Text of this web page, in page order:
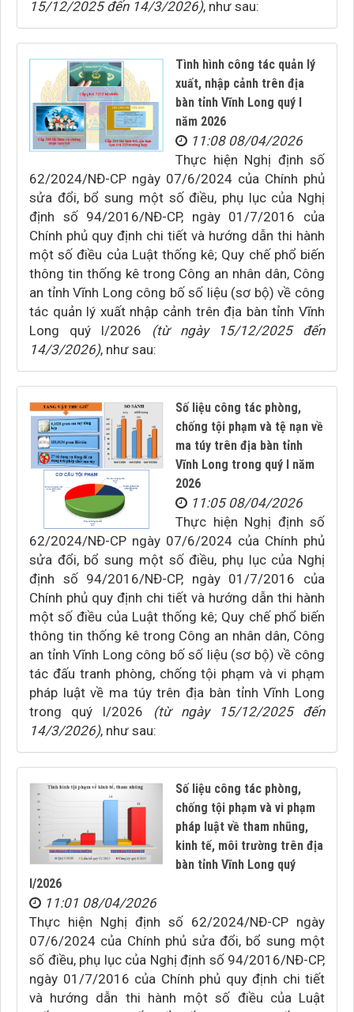
15/12/2025 đến 14/3/2026), như sau:
Tình hình công tác quản lý
xuất, nhập cảnh trên địa
bàn tỉnh Vĩnh Long quý I
năm 2026
11:08 08/04/2026
Thực hiện Nghị định số
62/2024/NĐ-CP ngày 07/6/2024 của Chính phủ
sửa đổi, bổ sung một số điều, phụ lục của Nghị
định số 94/2016/NĐ-CP, ngày 01/7/2016 của
Chính phủ quy định chi tiết và hướng dẫn thi hành
một số điều của Luật thống kê; Quy chế phổ biến
thông tin thống kê trong Công an nhân dân, Công
an tỉnh Vĩnh Long công bố số liệu (sơ bộ) về công
tác quản lý xuất nhập cảnh trên địa bàn tỉnh Vĩnh
Long quý I/2026 (từ ngày 15/12/2025 đến
14/3/2026), như sau:
Số liệu công tác phòng,
chống tội phạm và tệ nạn về
ma túy trên địa bàn tỉnh
Vĩnh Long trong quý I năm
2026
11:05 08/04/2026
Thực hiện Nghị định số
62/2024/NĐ-CP ngày 07/6/2024 của Chính phủ
sửa đổi, bổ sung một số điều, phụ lục của Nghị
định số 94/2016/NĐ-CP, ngày 01/7/2016 của
Chính phủ quy định chi tiết và hướng dẫn thi hành
một số điều của Luật thống kê; Quy chế phổ biến
thông tin thống kê trong Công an nhân dân, Công
an tỉnh Vĩnh Long công bố số liệu (sơ bộ) về công
tác đấu tranh phòng, chống tội phạm và vi phạm
pháp luật về ma túy trên địa bàn tỉnh Vĩnh Long
trong quý I/2026
(từ ngày 15/12/2025 đến
14/3/2026), như sau:
Số liệu công tác phòng,
chống tội phạm và vi phạm
pháp luật về tham nhũng,
kinh tế, môi trường trên địa
bàn tỉnh Vĩnh Long quý
I/2026
11:01 08/04/2026
Thực hiện Nghị định số 62/2024/NĐ-CP ngày
07/6/2024 của Chính phủ sửa đổi, bổ sung một
số điều, phụ lục của Nghị định số 94/2016/NĐ-CP,
ngày 01/7/2016 của Chính phủ quy định chi tiết
và hướng dẫn thi hành một số điều của Luật